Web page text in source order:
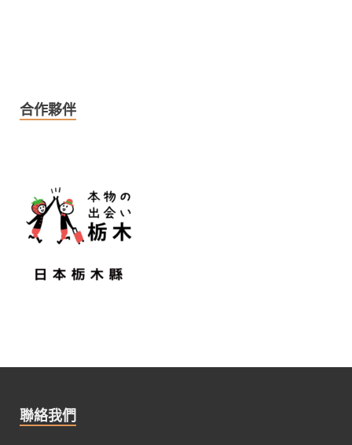
合作夥伴
聯絡我們